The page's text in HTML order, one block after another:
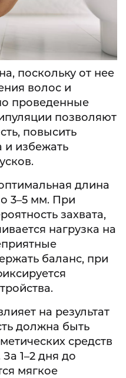
поскольку от нее
волос и
проведенные
позволяют
повысить
и избежать
длина
3–5 мм. При
захвата,
нагрузка на
баланс, при
на результат
должна быть
средств
1–2 дня до
мягкое